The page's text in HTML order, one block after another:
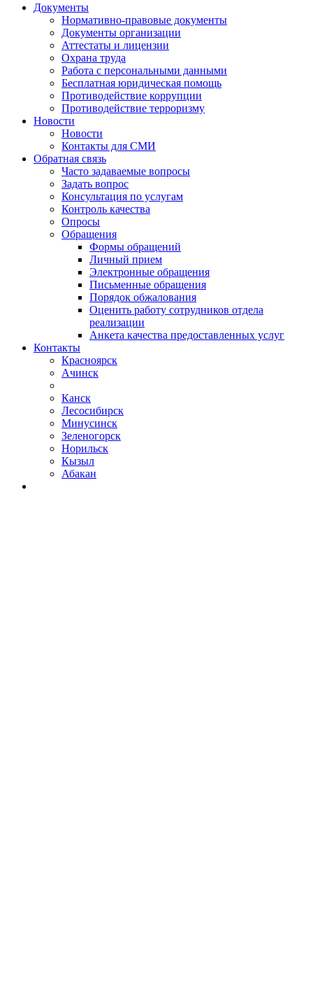
Документы
Нормативно-правовые документы
Документы организации
Аттестаты и лицензии
Охрана труда
Работа с персональными данными
Бесплатная юридическая помощь
Противодействие коррупции
Противодействие терроризму
Новости
Новости
Контакты для СМИ
Обратная связь
Часто задаваемые вопросы
Задать вопрос
Консультация по услугам
Контроль качества
Опросы
Обращения
Формы обращений
Личный прием
Электронные обращения
Письменные обращения
Порядок обжалования
Оценить работу сотрудников отдела
реализации
Анкета качества предоставленных услуг
Контакты
Красноярск
Ачинск
Канск
Лесосибирск
Минусинск
Зеленогорск
Норильск
Кызыл
Абакан